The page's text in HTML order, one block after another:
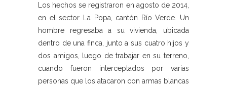
Los hechos se registraron en agosto de 2014,
en el sector La Popa, cantón Río Verde. Un
hombre regresaba a su vivienda, ubicada
dentro de una finca, junto a sus cuatro hijos y
dos amigos, luego de trabajar en su terreno,
cuando fueron interceptados por varias
personas que los atacaron con armas blancas